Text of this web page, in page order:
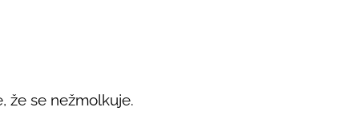
že se nežmolkuje.